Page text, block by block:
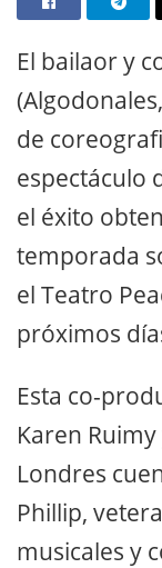
El bailaor y
de
espectáculo
el éxito
temporada
el Teatro
próximos
Esta co-
Karen
Londres
Phillip,
musicales y